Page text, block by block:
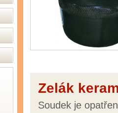
Zelák
Soudek je